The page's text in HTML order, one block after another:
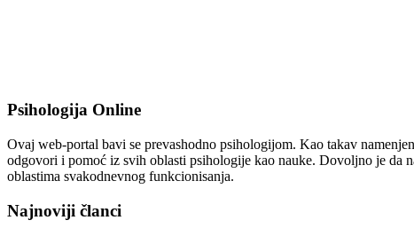
Psihologija Online
Ovaj web-portal bavi se prevashodno psihologijom. Kao takav
odgovori i pomoć iz svih oblasti psihologije kao nauke. Dovoljno je da
oblastima svakodnevnog funkcionisanja.
Najnoviji članci